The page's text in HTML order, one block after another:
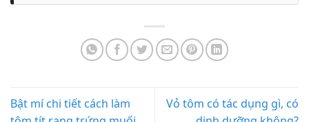
Bật mí chi tiết cách làm
Vỏ tôm có tác dụng gì, có